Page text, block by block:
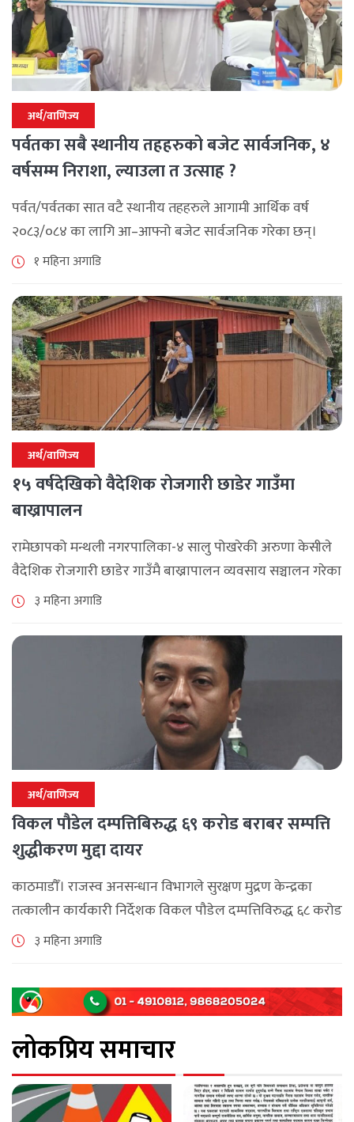
अर्थ/वाणिज्य
पर्वतका सबै स्थानीय तहहरुको बजेट सार्वजनिक, ४
वर्षसम्म निराशा, ल्याउला त उत्साह ?
पर्वत/पर्वतका सात वटै स्थानीय तहहरुले आगामी आर्थिक वर्ष
२०८३/०८४ का लागि आ–आफ्नो बजेट सार्वजनिक गरेका छन्।
२०७९ सालमा निर्वाचित भएपछि आएका जनप्रतिनिधीले ल्याएको
१ महिना अगाडि
अर्थ/वाणिज्य
१५ वर्षदेखिको वैदेशिक रोजगारी छाडेर गाउँमा
बाख्रापालन
रामेछापको मन्थली नगरपालिका-४ सालु पोखरेकी अरुणा केसीले
वैदेशिक रोजगारी छाडेर गाउँमै बाख्रापालन व्यवसाय सञ्चालन गरेका
छन् । चार वर्ष बेलायत र ११ वर्ष दुबई र कतारमा रोजगारीमा गरेकी
३ महिना अगाडि
अर्थ/वाणिज्य
विकल पौडेल दम्पत्तिबिरुद्ध ६९ करोड बराबर सम्पत्ति
शुद्धीकरण मुद्दा दायर
काठमाडौँ। राजस्व अनसन्धान विभागले सुरक्षण मुद्रण केन्द्रका
तत्कालीन कार्यकारी निर्देशक विकल पौडेल दम्पत्तिविरुद्ध ६८ करोड
९४ लाख ६५ हजार रुपैयाँ बराबर बिगो दाबी गर्दै सम्पत्ति शुद्धीकरण
३ महिना अगाडि
लोकप्रिय समाचार